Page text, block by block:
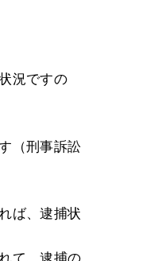
況ですの
（刑事訴訟
ば、逮捕状